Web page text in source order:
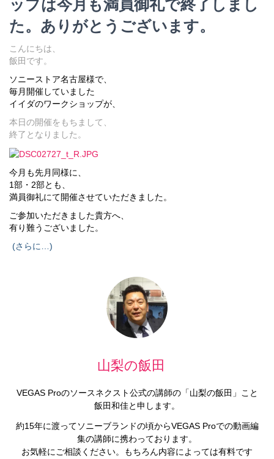
ップは今月も満員御礼で終了しまし
た。ありがとうございます。
こんにちは、
飯田です。
ソニーストア名古屋様で、
毎月開催していました
イイダのワークショップが、
本日の開催をもちまして、
終了となりました。
今月も先月同様に、
1部・2部とも、
満員御礼にて開催させていただきました。
ご参加いただきました貴方へ、
有り難うございました。
(さらに…)
山梨の飯田
VEGAS Proのソースネクスト公式の講師の「山梨の飯田」こと
飯田和佳と申します。
約15年に渡ってソニーブランドの頃からVEGAS Proでの動画編
集の講師に携わっております。
お気軽にご相談ください。もちろん内容によっては有料です